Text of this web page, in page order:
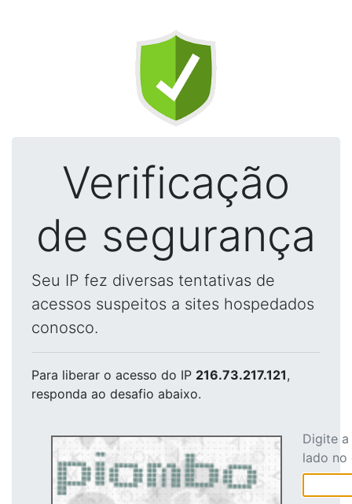
Verificação
de segurança
Seu IP fez diversas tentativas de
acessos suspeitos a sites hospedados
conosco.
Para liberar o acesso do IP 216.73.217.121,
responda ao desafio abaixo.
Digite
lado no